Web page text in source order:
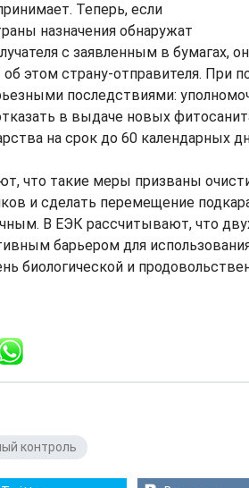
Теперь, если
назначения обнаружат
с заявленным в бумагах,
этом страну-отправителя. При
последствиями:
в выдаче новых
на срок до 60 календарных
что такие меры призваны
и сделать перемещение
В ЕЭК рассчитывают, что
барьером для
биологической и
контроль